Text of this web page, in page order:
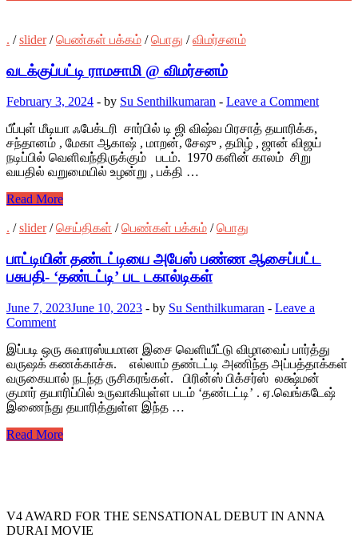
. /slider/பெண்கள் பக்கம் /பொது /விமர்சனம்
வடக்குப்பட்டி ராமசாமி @ விமர்சனம்
February 3, 2024 - by Su Senthilkumaran - Leave a Comment
பீப்புள் மீடியா ஃபேக்டரி சார்பில் டி ஜி விஷ்வ பிரசாத் தயாரிக்க,
சந்தானம் , மேகா ஆகாஷ் , மாறன், சேஷு , தமிழ் , ஜான் விஜய்
நடிப்பில் வெளிவந்திருக்கும் படம். 1970 களின் காலம் சிறு
வயதில் வறுமையில் உழன்று , பக்தி …
Read More
. /slider/செய்திகள் /பெண்கள் பக்கம் /பொது
பாட்டியின் தண்டட்டியை அபேஸ் பண்ண ஆசைப்பட்ட
பசுபதி- ‘தண்டட்டி’ பட டகால்டிகள்
June 7, 2023June 10, 2023 - by Su Senthilkumaran - Leave a
Comment
இப்படி ஒரு சுவாரஸ்யமான இசை வெளியீட்டு விழாவைப் பார்த்து
வருஷக் கணக்காச்சு. எல்லாம் தண்டட்டி அணிந்த அப்பத்தாக்கள்
வருகையால் நடந்த ருசிகரங்கள். பிரின்ஸ் பிக்சர்ஸ் லக்ஷ்மன்
குமார் தயாரிப்பில் உருவாகியுள்ள படம் ‘தண்டட்டி’ . ஏ.வெங்கடேஷ்
இணைந்து தயாரித்துள்ள இந்த …
Read More
V4 AWARD FOR THE SENSATIONAL DEBUT IN ANNA
DURAI MOVIE